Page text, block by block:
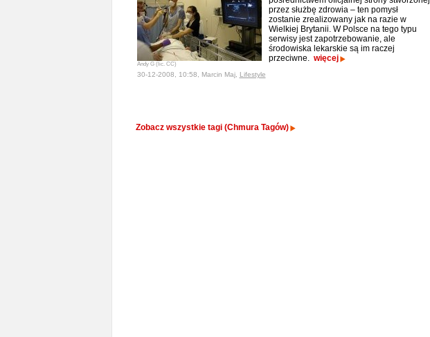
Andy G (lic. CC)
przez służbę zdrowia – ten pomysł
zostanie zrealizowany jak na razie w
Wielkiej Brytanii. W Polsce na tego typu
serwisy jest zapotrzebowanie, ale
środowiska lekarskie są im raczej
przeciwne. więcej
30-12-2008, 10:58, Marcin Maj, Lifestyle
Zobacz wszystkie tagi (Chmura Tagów)